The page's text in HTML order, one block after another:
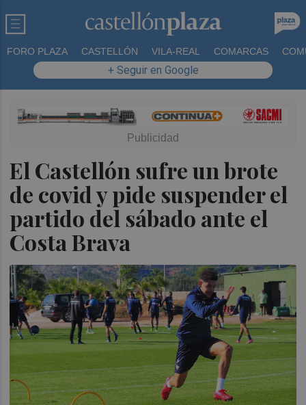
FORO PLAZA CASTELLÓN VILA-REAL COMARCAS
+ Seguir en Google
El Castellón sufre un brote
de covid y pide suspender el
partido del sábado ante el
Costa Brava